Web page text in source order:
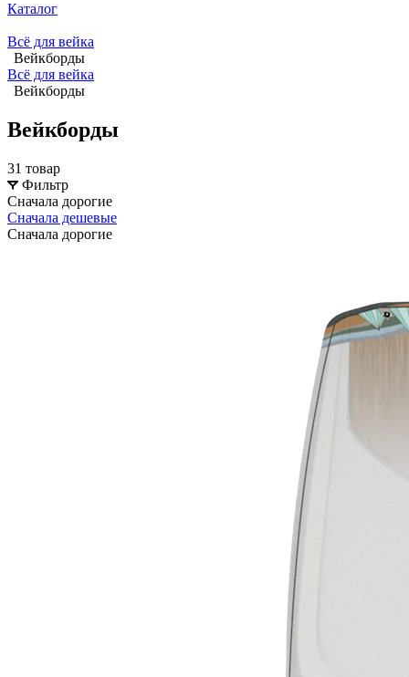
Каталог
Всё для вейка
Вейкборды
Всё для вейка
Вейкборды
Вейкборды
31 товар
Фильтр
Сначала дорогие
Сначала дешевые
Сначала дорогие